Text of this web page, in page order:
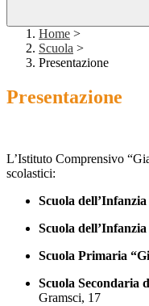
Home >
Scuola >
Presentazione
Presentazione
L’Istituto Comprensivo
scolastici:
Scuola
Scuola
Scuola Primaria
Scuola Secondaria
Gramsci, 17